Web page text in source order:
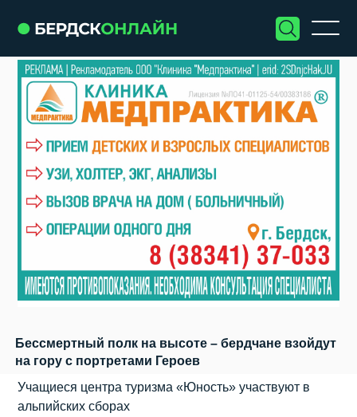
Бессмертный полк на высоте – бердчане взойдут
на гору с портретами Героев
Учащиеся центра туризма «Юность» участвуют в
альпийских сборах